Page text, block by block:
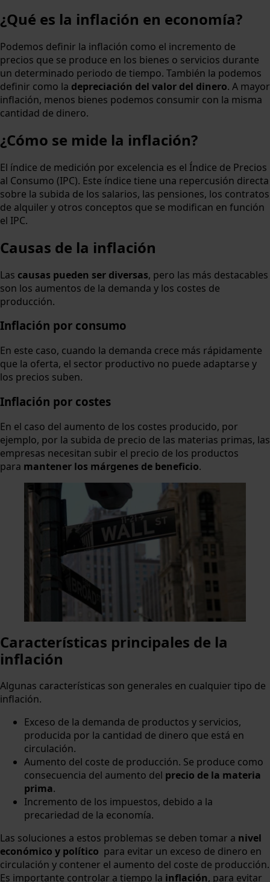
¿Qué es la inflación en economía?
Podemos definir la inflación como el incremento de
precios que se produce en los bienes o servicios durante
un determinado periodo de tiempo. También la podemos
definir como la depreciación del valor del dinero. A mayor
inflación, menos bienes podemos consumir con la misma
cantidad de dinero.
¿Cómo se mide la inflación?
El índice de medición por excelencia es el Índice de Precios
al Consumo (IPC). Este índice tiene una repercusión directa
sobre la subida de los salarios, las pensiones, los contratos
de alquiler y otros conceptos que se modifican en función
el IPC.
Causas de la inflación
Las causas pueden ser diversas, pero las más destacables
son los aumentos de la demanda y los costes de
producción.
Inflación por consumo
En este caso, cuando la demanda crece más rápidamente
que la oferta, el sector productivo no puede adaptarse y
los precios suben.
Inflación por costes
En el caso del aumento de los costes producido, por
ejemplo, por la subida de precio de las materias primas, las
empresas necesitan subir el precio de los productos
para mantener los márgenes de beneficio.
Características principales de la
inflación
Algunas características son generales en cualquier tipo de
inflación.
Exceso de la demanda de productos y servicios,
producida por la cantidad de dinero que está en
circulación.
Aumento del coste de producción. Se produce como
consecuencia del aumento del precio de la materia
prima.
Incremento de los impuestos, debido a la
precariedad de la economía.
Las soluciones a estos problemas se deben tomar a nivel
económico y político para evitar un exceso de dinero en
circulación y contener el aumento del coste de producción.
Es importante controlar a tiempo la inflación, para evitar